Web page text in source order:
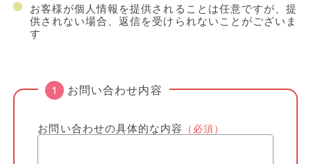
お客様が個人情報を提供されることは任意ですが、提
供されない場合、返信を受けられないことがございま
す
お問い合わせ内容
お問い合わせの具体的な内容 （必須）